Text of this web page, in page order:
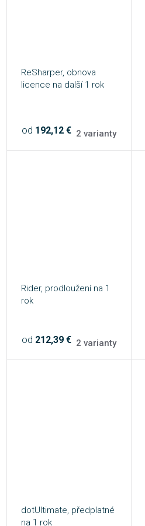
ReSharper, obnova
licence na další 1 rok
od 192,12 € 2 varianty
Rider, prodloužení na 1
rok
od 212,39 € 2 varianty
dotUltimate, předplatné
na 1 rok